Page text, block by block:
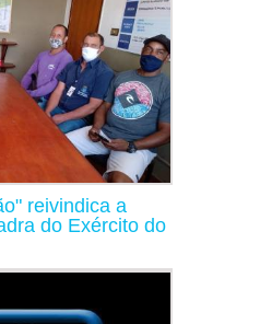
reivindica a
do Exército do